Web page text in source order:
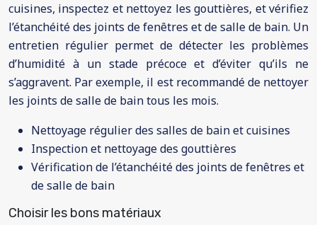
cuisines, inspectez et nettoyez les gouttières, et vérifiez
l’étanchéité des joints de fenêtres et de salle de bain. Un
entretien régulier permet de détecter les problèmes
d’humidité à un stade précoce et d’éviter qu’ils ne
s’aggravent. Par exemple, il est recommandé de nettoyer
les joints de salle de bain tous les mois.
Nettoyage régulier des salles de bain et cuisines
Inspection et nettoyage des gouttières
Vérification de l’étanchéité des joints de fenêtres et
de salle de bain
Choisir les bons matériaux